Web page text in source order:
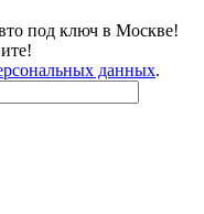
под ключ в Москве!
данных.